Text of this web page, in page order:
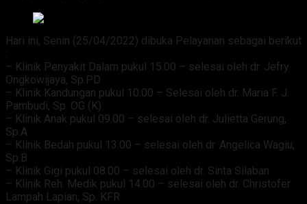
Hari ini, Senin (25/04/2022) dibuka Pelayanan sebagai berikut
:
– Klinik Penyakit Dalam pukul 15.00 – selesai oleh dr. Jefry
Ongkowijaya, Sp.PD
– Klinik Kandungan pukul 10.00 – Selesai oleh dr. Maria F. J.
Pambudi, Sp. OG (K)
– Klinik Anak pukul 09.00 – selesai oleh dr. Julietta Gerung,
Sp.A
– Klinik Bedah pukul 13.00 – selesai oleh dr. Angelica Wagiu,
Sp.B
– Klinik Gigi pukul 08.00 – selesai oleh dr. Sinta Silaban
– Klinik Reh. Medik pukul 14.00 – selesai oleh dr. Christofer
Lampah Lapian, Sp. KFR